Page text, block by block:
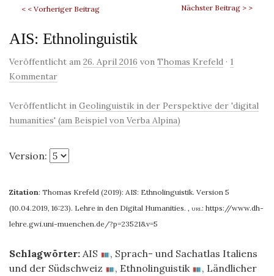
< < Vorheriger Beitrag Nächster Beitrag > >
AIS: Ethnolinguistik
Veröffentlicht am 26. April 2016 von Thomas Krefeld · 1
Kommentar
Veröffentlicht in Geolinguistik in der Perspektive der 'digital
humanities' (am Beispiel von Verba Alpina)
Version:
Zitation: Thomas Krefeld (2019): AIS: Ethnolinguistik. Version 5
(10.04.2019, 16:23). Lehre in den Digital Humanities. , url: https://www.dh-
lehre.gwi.uni-muenchen.de/?p=23521&v=5
Schlagwörter: AIS , Sprach- und Sachatlas Italiens
und der Südschweiz
, Ethnolinguistik , Ländlicher